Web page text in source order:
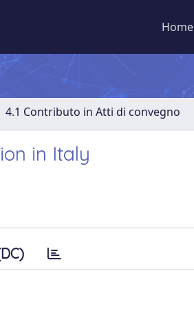
Home
4.1 Contributo in Atti di convegno
in Italy